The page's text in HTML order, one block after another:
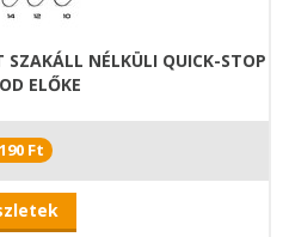
NÉLKÜLI QUICK-STOP
ELŐKE
Ft